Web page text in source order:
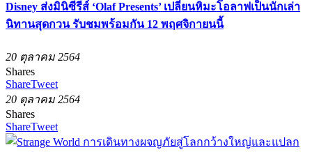
Disney ส่งมินิซีรีส์ ‘Olaf Presents’ เปลี่ยนหิมะโอลาฟเป็นนักเล่า
นิทานสุดกวน รับชมพร้อมกัน 12 พฤศจิกายนนี้
20 ตุลาคม 2564
Shares
ShareTweet
20 ตุลาคม 2564
Shares
ShareTweet